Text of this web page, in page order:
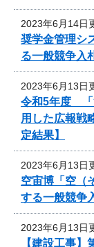
2023年6月14日
奨学金管理シ
る一般競争入
2023年6月13日
令和5年度 「
用した広報戦
定結果】
2023年6月13日
空宙博「空（
する一般競争
2023年6月13日
【建設工事